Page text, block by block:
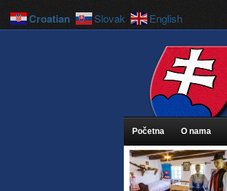
Početna O nama
Croatian Slovak English